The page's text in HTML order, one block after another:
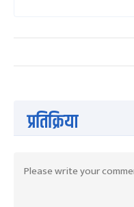
प्रतिक्रिया